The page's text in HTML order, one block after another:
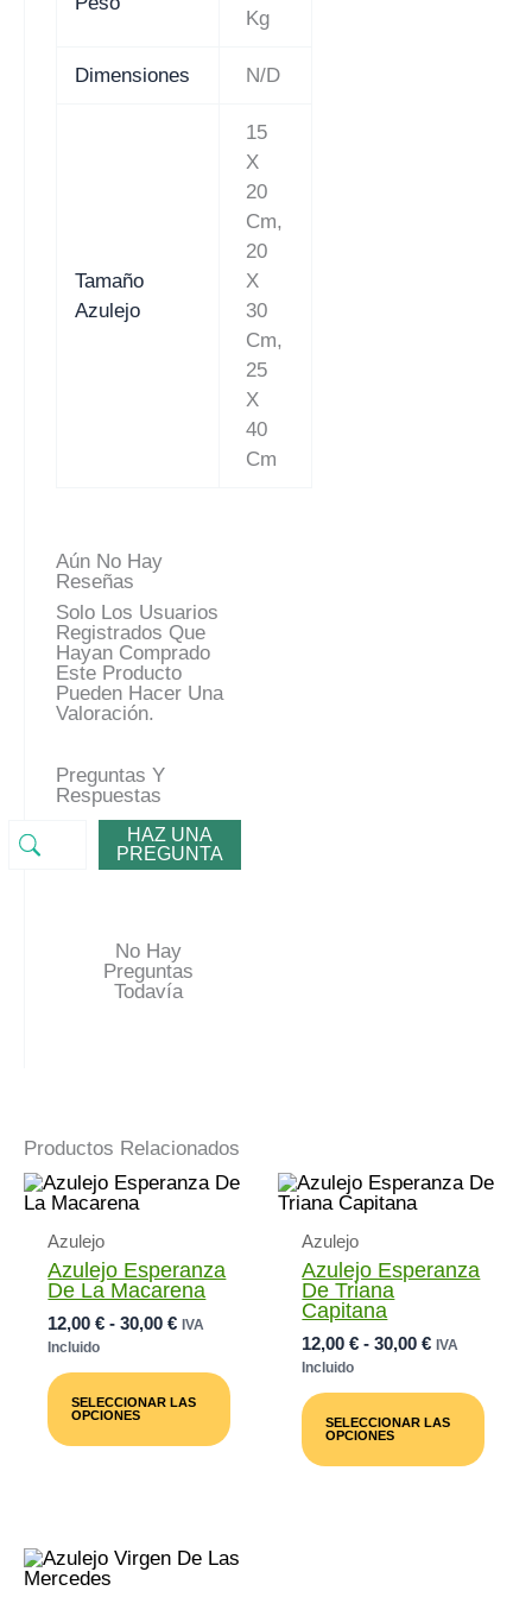
Kg
Dimensiones N/D
Tamaño
Azulejo
15
X
20
Cm,
20
X
30
Cm,
25
X
40
Cm
Aún No Hay
Reseñas
Solo Los Usuarios
Registrados Que
Hayan Comprado
Este Producto
Pueden Hacer Una
Valoración.
Preguntas Y
Respuestas
HAZ UNA
PREGUNTA
No Hay
Preguntas
Todavía
Productos Relacionados
Azulejo
Azulejo Esperanza
De La Macarena
12,00€ - 30,00€Rango
Desde
12,00 €
Hasta
IVA
Incluido
SELECCIONAR LAS
OPCIONES
Producto
Múltiples
Variantes.
Elegir
Azulejo
Azulejo Esperanza
De Triana
Capitana
12,00€ - 30,00€Rango
Desde
12,00 €
Hasta
IVA
Incluido
SELECCIONAR LAS
OPCIONES